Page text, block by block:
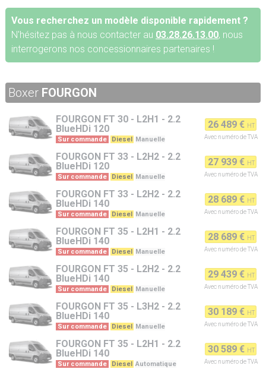
Vous recherchez un modèle disponible rapidement ?
N'hésitez pas à nous contacter au 03.28.26.13.00, nous
interrogerons nos concessionnaires partenaires !
Boxer FOURGON
FOURGON FT 30 - L2H1 - 2.2
BlueHDi 120
Sur commande Diesel Manuelle
26 489 € HT
Avec numéro de TVA
FOURGON FT 33 - L2H2 - 2.2
BlueHDi 120
Sur commande Diesel Manuelle
27 939 € HT
Avec numéro de TVA
FOURGON FT 33 - L2H2 - 2.2
BlueHDi 140
Sur commande Diesel Manuelle
28 689 € HT
Avec numéro de TVA
FOURGON FT 35 - L2H1 - 2.2
BlueHDi 140
Sur commande Diesel Manuelle
28 689 € HT
Avec numéro de TVA
FOURGON FT 35 - L2H2 - 2.2
BlueHDi 140
Sur commande Diesel Manuelle
29 439 € HT
Avec numéro de TVA
FOURGON FT 35 - L3H2 - 2.2
BlueHDi 140
Sur commande Diesel Manuelle
30 189 € HT
Avec numéro de TVA
FOURGON FT 35 - L2H1 - 2.2
BlueHDi 140
Sur commande Diesel Automatique
30 589 € HT
Avec numéro de TVA